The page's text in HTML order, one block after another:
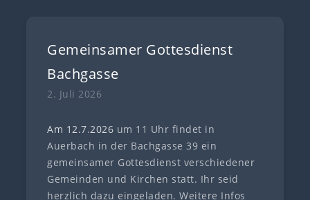
Gemeinsamer Gottesdienst
Bachgasse
2. Juli 2026
Am 12.7.2026 um 11 Uhr findet in
Auerbach in der Bachgasse 39 ein
gemeinsamer Gottesdienst verschiedener
Gemeinden und Kirchen statt. Ihr seid
herzlich dazu eingeladen. Weitere Infos